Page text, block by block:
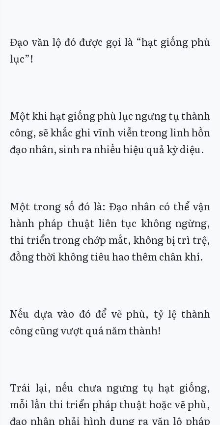
Đạo văn lộ đó được gọi là “hạt giống phù
lục”!
Một khi hạt giống phù lục ngưng tụ thành
công, sẽ khắc ghi vĩnh viễn trong linh hồn
đạo nhân, sinh ra nhiều hiệu quả kỳ diệu.
Một trong số đó là: Đạo nhân có thể vận
hành pháp thuật liên tục không ngừng,
thi triển trong chớp mắt, không bị trì trệ,
đồng thời không tiêu hao thêm chân khí.
Nếu dựa vào đó để vẽ phù, tỷ lệ thành
công cũng vượt quá năm thành!
Trái lại, nếu chưa ngưng tụ hạt giống,
mỗi lần thi triển pháp thuật hoặc vẽ phù,
đạo nhân phải hình dung ra văn lộ pháp